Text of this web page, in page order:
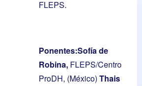
FLEPS.
Ponentes:Sofíade
Robina, FLEPS/Centro
ProDH, (México) Thais